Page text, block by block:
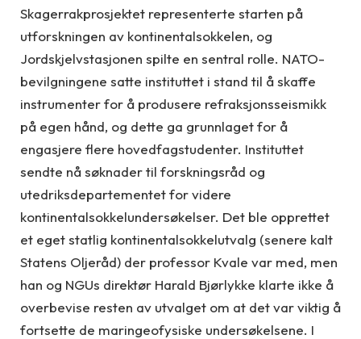
Skagerrakprosjektet representerte starten på
utforskningen av kontinentalsokkelen, og
Jordskjelvstasjonen spilte en sentral rolle. NATO-
bevilgningene satte instituttet i stand til å skaffe
instrumenter for å produsere refraksjonsseismikk
på egen hånd, og dette ga grunnlaget for å
engasjere flere hovedfagstudenter. Instituttet
sendte nå søknader til forskningsråd og
utedriksdepartementet for videre
kontinentalsokkelundersøkelser. Det ble opprettet
et eget statlig kontinentalsokkelutvalg (senere kalt
Statens Oljeråd) der professor Kvale var med, men
han og NGUs direktør Harald Bjørlykke klarte ikke å
overbevise resten av utvalget om at det var viktig å
fortsette de maringeofysiske undersøkelsene. I